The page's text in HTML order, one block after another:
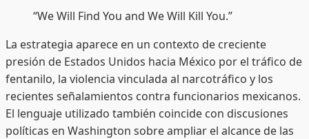
“We Will Find You and We Will Kill You.”
La estrategia aparece en un contexto de creciente
presión de Estados Unidos hacia México por el tráfico de
fentanilo, la violencia vinculada al narcotráfico y los
recientes señalamientos contra funcionarios mexicanos.
El lenguaje utilizado también coincide con discusiones
políticas en Washington sobre ampliar el alcance de las